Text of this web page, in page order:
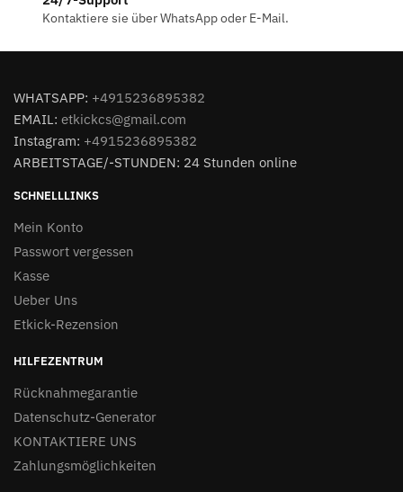
Kontaktiere sie über WhatsApp oder E-Mail.
WHATSAPP: +4915236895382
EMAIL: etkickcs@gmail.com
Instagram: +4915236895382
ARBEITSTAGE/-STUNDEN: 24 Stunden online
SCHNELLLINKS
Mein Konto
Passwort vergessen
Kasse
Ueber Uns
Etkick-Rezension
HILFEZENTRUM
Rücknahmegarantie
Datenschutz-Generator
KONTAKTIERE UNS
Zahlungsmöglichkeiten